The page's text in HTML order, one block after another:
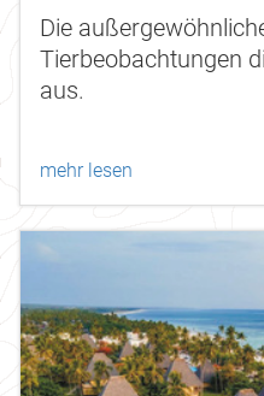
Die
Tierbeobachtungen
aus.
mehr lesen